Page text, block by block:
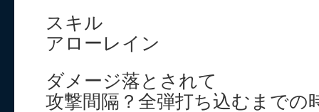
スキル
アローレイン
ダメージ落とされて
攻撃間隔？全弾打ち込むまでの